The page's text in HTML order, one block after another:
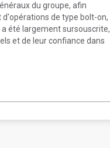
du groupe, afin
de type bolt-on,
été largement sursouscrite,
et de leur confiance dans